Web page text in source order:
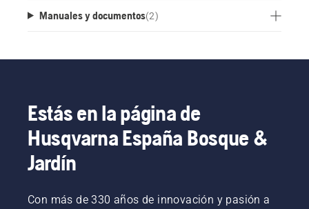
Manuales y documentos(2)
Estás en la página de
Husqvarna España Bosque &
Jardín
Con más de 330 años de innovación y pasión a